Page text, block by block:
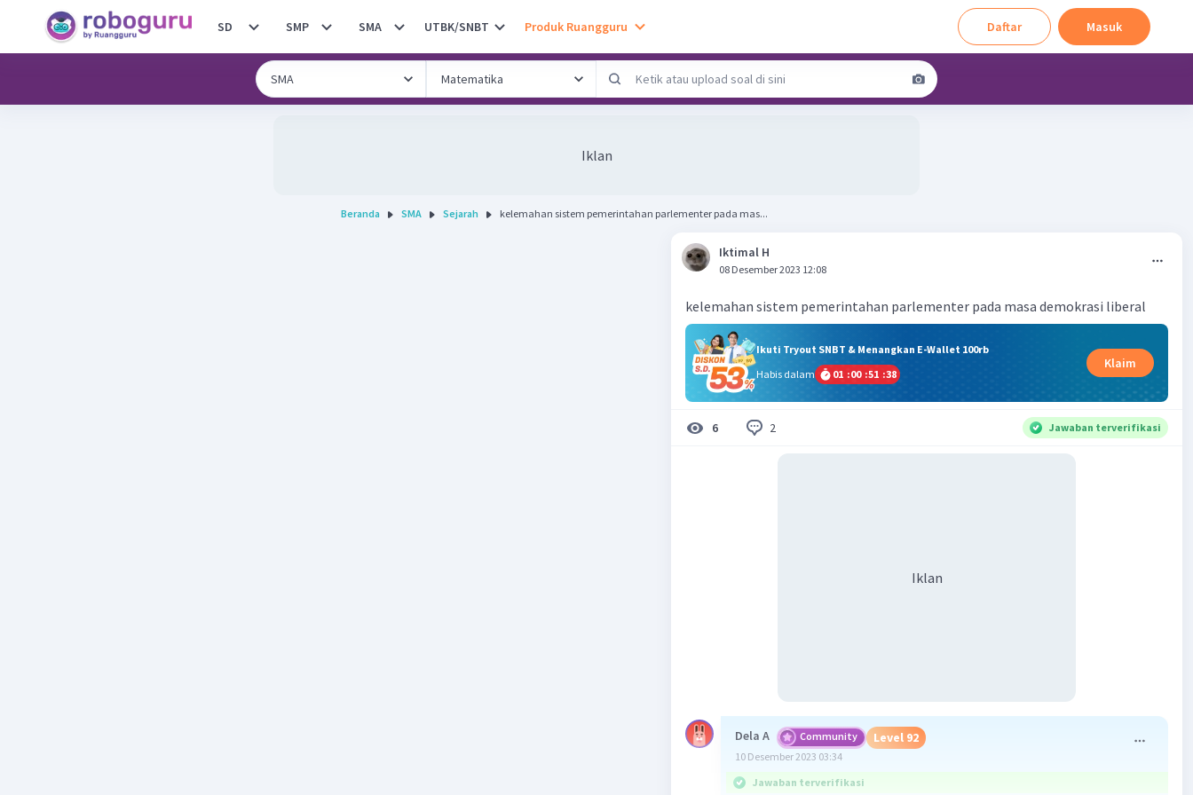
SD SMP SMA UTBK/SNBT Produk Ruangguru Daftar Masuk
Iklan
Beranda SMA Sejarah kelemahan sistem pemerintahan parlementer pada mas...
Iktimal H
08 Desember 2023 12:08
kelemahan sistem pemerintahan parlementer pada masa demokrasi liberal
Ikuti Tryout SNBT & Menangkan E-Wallet 100rb
Habis dalam
01 :00 :51 :37
Klaim
6 2 Jawaban terverifikasi
Iklan
Dela A Community Level 92
10 Desember 2023 03:34
Jawaban terverifikasi